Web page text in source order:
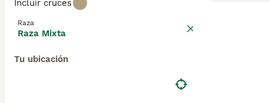
Incluir cruces
Raza
Raza Mixta
Tu ubicación